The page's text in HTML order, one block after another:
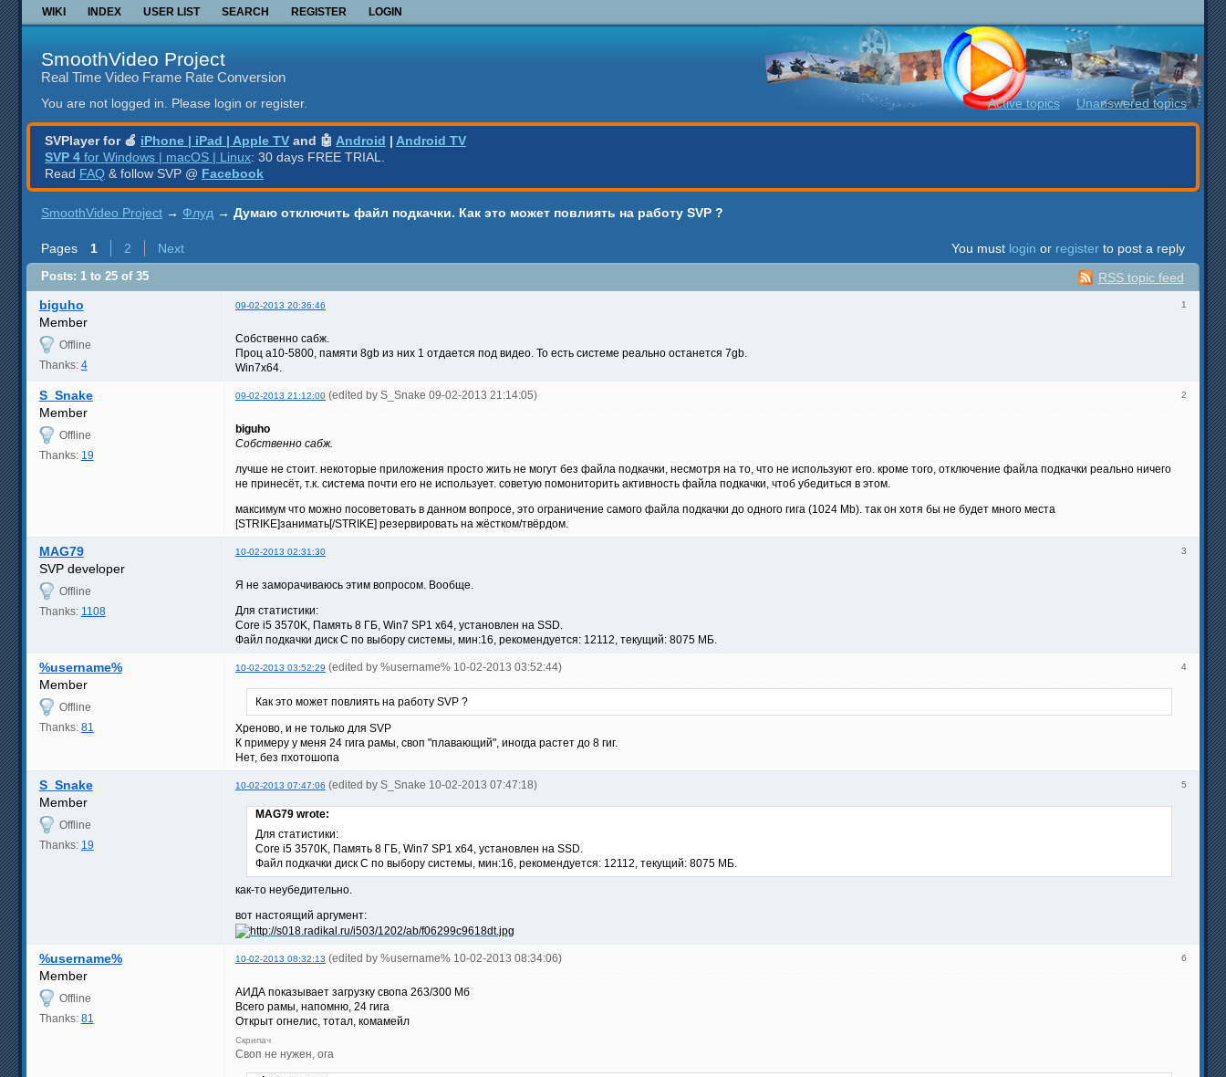
WIKI INDEX USER LIST SEARCH REGISTER LOGIN
SmoothVideo Project
Real Time Video Frame Rate Conversion
You are not logged in. Please login or register. Active topics Unanswered topics
SVPlayer for 🍎 iPhone | iPad | Apple TV and 🤖 Android | Android TV
SVP 4 for Windows | macOS | Linux: 30 days FREE TRIAL.
Read FAQ & follow SVP @ Facebook
SmoothVideo Project → Флуд → Думаю отключить файл подкачки. Как это может повлиять на работу SVP ?
Pages 1 2 Next You must login or register to post a reply
RSS topic feed
Posts: 1 to 25 of 35
1
biguho 09-02-2013 20:36:46
Member
Offline
Thanks: 4
Собственно сабж.
Проц a10-5800, памяти 8gb из них 1 отдается под видео. То есть системе реально останется 7gb.
Win7x64.
2
S_Snake 09-02-2013 21:12:00 (edited by S_Snake 09-02-2013 21:14:05)
Member
Offline
Thanks: 19
biguho
Собственно сабж.
лучше не стоит. некоторые приложения просто жить не могут без файла подкачки, несмотря на то, что не используют его. кроме того, отключение файла подкачки реально ничего
не принесёт, т.к. система почти его не использует. советую помониторить активность файла подкачки, чтоб убедиться в этом.
максимум что можно посоветовать в данном вопросе, это ограничение самого файла подкачки до одного гига (1024 Mb). так он хотя бы не будет много места
[STRIKE]занимать[/STRIKE] резервировать на жёстком/твёрдом.
3
MAG79 10-02-2013 02:31:30
SVP developer
Offline
Thanks: 1108
Я не заморачиваюсь этим вопросом. Вообще.
Для статистики:
Core i5 3570K, Память 8 ГБ, Win7 SP1 x64, установлен на SSD.
Файл подкачки диск C по выбору системы, мин:16, рекомендуется: 12112, текущий: 8075 МБ.
4
%username% 10-02-2013 03:52:29 (edited by %username% 10-02-2013 03:52:44)
Member
Offline
Thanks: 81
Как это может повлиять на работу SVP ?
Хреново, и не только для SVP
К примеру у меня 24 гига рамы, своп "плавающий", иногда растет до 8 гиг.
Нет, без пхотошопа
5
S_Snake 10-02-2013 07:47:06 (edited by S_Snake 10-02-2013 07:47:18)
Member
Offline
Thanks: 19
MAG79 wrote:
Для статистики:
Core i5 3570K, Память 8 ГБ, Win7 SP1 x64, установлен на SSD.
Файл подкачки диск C по выбору системы, мин:16, рекомендуется: 12112, текущий: 8075 МБ.
как-то неубедительно.
вот настоящий аргумент:
6
%username% 10-02-2013 08:32:13 (edited by %username% 10-02-2013 08:34:06)
Member
Offline
Thanks: 81
АИДА показывает загрузку свопа 263/300 Мб
Всего рамы, напомню, 24 гига
Открыт огнелис, тотал, комамейл
Скрипач
Своп не нужен, ога